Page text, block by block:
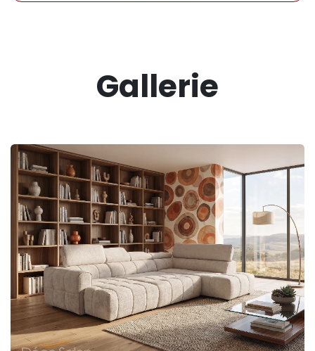
Gallerie